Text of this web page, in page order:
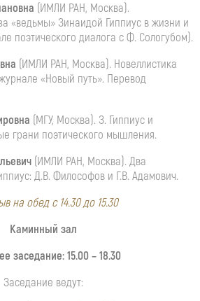
(ИМЛИ РАН, Москва).
«ведьмы» Зинаидой Гиппиус в жизни и
поэтического диалога с Ф. Сологубом).
(ИМЛИ РАН, Москва). Новеллистика
«Новый путь». Перевод
(МГУ, Москва). З. Гиппиус и
грани поэтического мышления.
(ИМЛИ РАН, Москва). Два
Д.В. Философов и Г.В. Адамович.
на обед с 14.30 до 15.30
Каминный зал
заседание: 15.00 – 18.30
Заседание ведут: